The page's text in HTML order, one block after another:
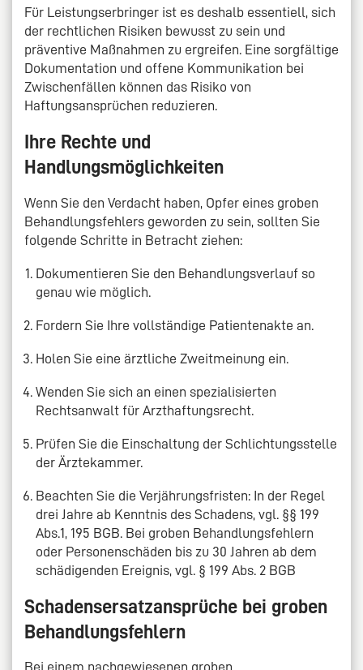
Für Leistungserbringer ist es deshalb essentiell, sich
der rechtlichen Risiken bewusst zu sein und
präventive Maßnahmen zu ergreifen. Eine sorgfältige
Dokumentation und offene Kommunikation bei
Zwischenfällen können das Risiko von
Haftungsansprüchen reduzieren.
Ihre Rechte und
Handlungsmöglichkeiten
Wenn Sie den Verdacht haben, Opfer eines groben
Behandlungsfehlers geworden zu sein, sollten Sie
folgende Schritte in Betracht ziehen:
Dokumentieren Sie den Behandlungsverlauf so
genau wie möglich.
Fordern Sie Ihre vollständige Patientenakte an.
Holen Sie eine ärztliche Zweitmeinung ein.
Wenden Sie sich an einen spezialisierten
Rechtsanwalt für Arzthaftungsrecht.
Prüfen Sie die Einschaltung der Schlichtungsstelle
der Ärztekammer.
Beachten Sie die Verjährungsfristen: In der Regel
drei Jahre ab Kenntnis des Schadens, vgl. §§ 199
Abs.1, 195 BGB. Bei groben Behandlungsfehlern
oder Personenschäden bis zu 30 Jahren ab dem
schädigenden Ereignis, vgl. § 199 Abs. 2 BGB
Schadensersatzansprüche bei groben
Behandlungsfehlern
Bei einem nachgewiesenen groben